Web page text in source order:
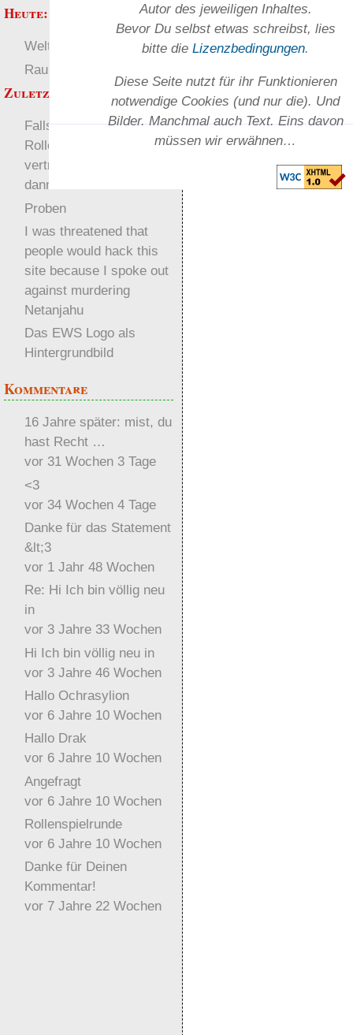
Autor des jeweiligen In­haltes.
Bevor Du selbst etwas schreibst, lies
bitte dieLizenz­bedingungen.
Diese Seite nutzt für ihr Funktionieren
notwendige Cookies (und nur die). Und
Bilder. Manchmal auch Text. Eins davon
müssen wir erwähnen…
Heute:
Welten
RaumZeit
Zuletzt angezeigt:
Falls du mit
Rollenspieltheorie
vertraut bist: was bist du
dann am ehesten?
Proben
I was threatened that
people would hack this
site because I spoke out
against murdering
Netanjahu
Das EWS Logo als
Hintergrundbild
Kommentare
16 Jahre später: mist, du
hast Recht …
vor 31 Wochen 3 Tage
<3
vor 34 Wochen 4 Tage
Danke für das Statement
&lt;3
vor 1 Jahr 48 Wochen
Re: Hi Ich bin völlig neu
in
vor 3 Jahre 33 Wochen
Hi Ich bin völlig neu in
vor 3 Jahre 46 Wochen
Hallo Ochrasylion
vor 6 Jahre 10 Wochen
Hallo Drak
vor 6 Jahre 10 Wochen
Angefragt
vor 6 Jahre 10 Wochen
Rollenspielrunde
vor 6 Jahre 10 Wochen
Danke für Deinen
Kommentar!
vor 7 Jahre 22 Wochen